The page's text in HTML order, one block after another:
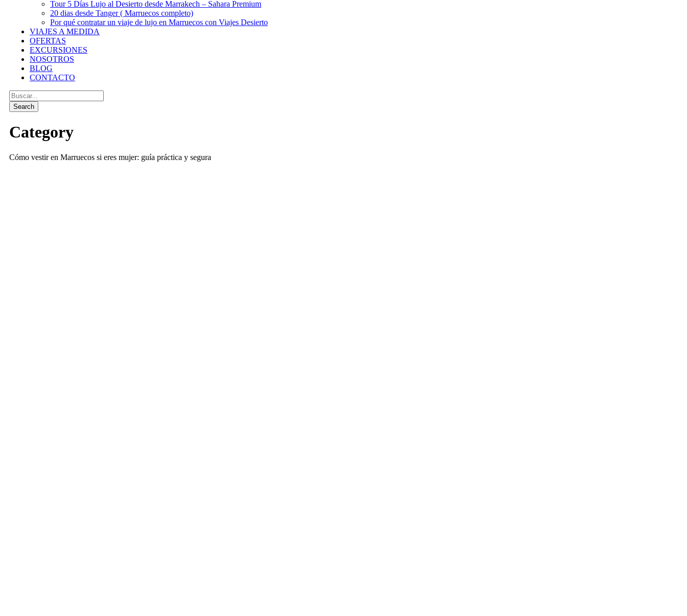
Tour 5 Días Lujo al Desierto desde Marrakech – Sahara Premium
20 dias desde Tanger ( Marruecos completo)
Por qué contratar un viaje de lujo en Marruecos con Viajes Desierto
VIAJES A MEDIDA
OFERTAS
EXCURSIONES
NOSOTROS
BLOG
CONTACTO
Category
Cómo vestir en Marruecos si eres mujer: guía práctica y segura